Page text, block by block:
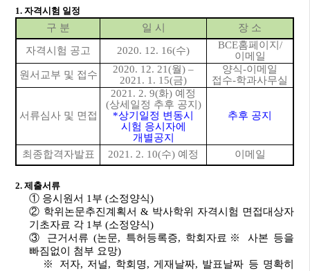
1. 자격시험 일정
구 분 일 시 장 소
자격시험 공고 2020. 12. 16(수) BCE홈페이지 /
이메일
원서교부 및 접수
2020. 12. 21(월) –
2021. 1. 15(금)
양식-이메일
접수-학과사무실
서류심사 및 면접
2021. 2. 9(화) 예정
(상세일정 추후 공지 )
*상기일정 변동시
시험 응시자에
개별공지
추후 공지
최종합격자발표 2021. 2. 10(수) 예정 이메일
2. 제출서류
① 응시원서 1 부 (소정양식)
② 학위논문추진계획서 & 박사학위 자격시험 면접대상자
기초자료 각 1 부 (소정양식)
③ 근거서류(논문, 특허등록증, 학회자료 ※ 사본 등을
빠짐없이 첨부 요망)
※ 저자, 저널, 학회명, 게재날짜, 발표날짜 등 명확히